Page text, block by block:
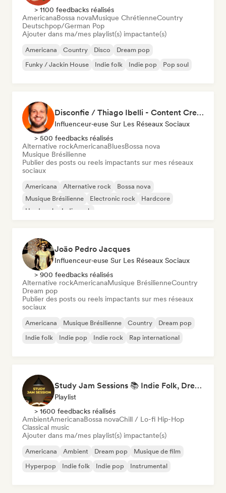
> 1100 feedbacks réalisés
AmericanaBossa novaMusique ChrétienneCountry
Deutschpop/German Pop
Ajouter dans ma/mes playlist(s) impactante(s)
Americana Country Disco
Dream pop
Funky / Jackin House
Indie folk Indie pop Pop soul
Disconfie / Thiago Ibelli - Content Creator
Influenceur·euse Sur Les Réseaux Sociaux
> 500 feedbacks réalisés
Alternative rockAmericanaBluesBossa nova
Musique Brésilienne
Publier des posts ou reels impactants sur mes réseaux
sociaux
Americana Alternative rock
Bossa nova
Musique Brésilienne
Electronic rock
Hardcore
Hard rock
Indie rock
João Pedro Jacques
Influenceur·euse Sur Les Réseaux Sociaux
> 900 feedbacks réalisés
Alternative rockAmericanaMusique BrésilienneCountry
Dream pop
Publier des posts ou reels impactants sur mes réseaux
sociaux
Americana Musique Brésilienne Country
Dream pop
Indie folk
Indie pop Indie rock Rap international
Study Jam Sessions 📚 Indie Folk, Dream Pop & Singer-Songwriter
Playlist
> 1600 feedbacks réalisés
AmbientAmericanaBossa novaChill / Lo-fi Hip-Hop
Classical music
Ajouter dans ma/mes playlist(s) impactante(s)
Americana Ambient Dream pop
Musique de film
Hyperpop
Indie folk Indie pop Instrumental